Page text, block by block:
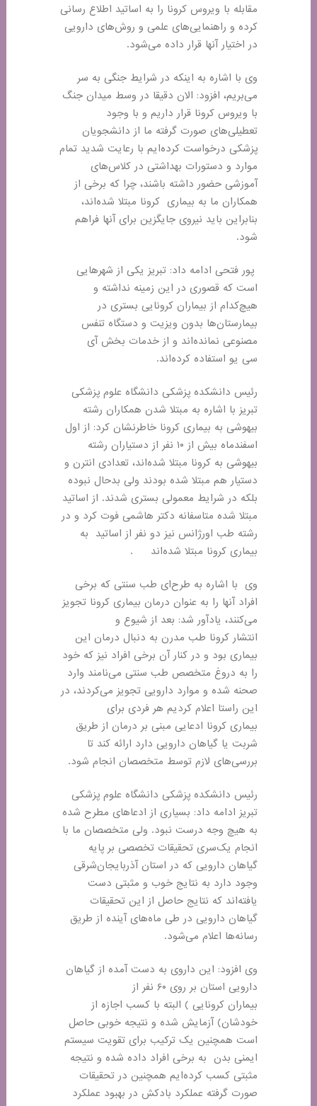
مقابله با ویروس کرونا را به اساتید اطلاع‌ رسانی
کرده و راهنمایی‌های علمی و روش‌های دارویی
در اختیار آنها قرار داده می‌شود.
وی با اشاره به اینکه در شرایط جنگی به سر
می‌بریم، افزود: الان دقیقا در وسط میدان جنگ
با ویروس کرونا قرار داریم و با وجود
تعطیلی‌های صورت گرفته ما از دانشجویان
پزشکی درخواست کرده‌ایم با رعایت شدید تمام
موارد و دستورات بهداشتی در کلاس‌های
آموزشی حضور داشته باشند، چرا که برخی از
همکاران ما به بیماری کرونا مبتلا شده‌اند،
بنابراین باید نیروی جایگزین برای آنها فراهم
شود.
پور فتحی ادامه داد: تبریز یکی از شهرهایی
است که قصوری در این زمینه نداشته و
هیچ‌کدام از بیماران کرونایی بستری در
بیمارستان‌ها بدون ویزیت و دستگاه تنفس
مصنوعی نمانده‌اند و از خدمات بخش آی
سی یو استفاده کرده‌اند.
رئیس دانشکده پزشکی دانشگاه علوم پزشکی
تبریز با اشاره به مبتلا شدن همکاران رشته
بیهوشی به بیماری کرونا خاطرنشان کرد: از اول
اسفندماه بیش از ۱۰ نفر از دستیاران رشته
بیهوشی به کرونا مبتلا شده‌اند، تعدادی انترن و
دستیار هم مبتلا شده بودند ولی بدحال نبوده
بلکه در شرایط معمولی بستری شدند. از اساتید
مبتلا شده متاسفانه دکتر هاشمی فوت کرد و در
رشته طب اورژانس نیز دو نفر از اساتید به
بیماری کرونا مبتلا شده‌اند .
وی با اشاره به طرح‌ای طب سنتی که برخی
افراد آنها را به عنوان درمان بیماری کرونا تجویز
می‌کنند، یادآور شد: بعد از شیوع و
انتشار کرونا طب مدرن به دنبال درمان این
بیماری بود و در کنار آن برخی افراد نیز که خود
را به دروغ متخصص طب سنتی می‌نامند وارد
صحنه شده و موارد دارویی تجویز می‌کردند، در
این راستا اعلام کردیم هر فردی برای
بیماری کرونا ادعایی مبنی بر درمان از طریق
شربت یا گیاهان دارویی دارد ارائه کند تا
بررسی‌های لازم توسط متخصصان انجام شود.
رئیس دانشکده پزشکی دانشگاه علوم پزشکی
تبریز ادامه داد: بسیاری از ادعاهای مطرح شده
به هیچ وجه درست نبود. ولی متخصصان ما با
انجام یک‌سری تحقیقات تخصصی بر پایه
گیاهان دارویی که در استان آذربایجان‌شرقی
وجود دارد به نتایج خوب و مثبتی دست
یافته‌اند که نتایج حاصل از این تحقیقات
گیاهان دارویی در طی ماه‌های آینده از طریق
رسانه‌ها اعلام می‌شود.
وی افزود: این داروی به دست آمده از گیاهان
دارویی استان بر روی ۶۰ نفر از
بیماران کرونایی ( البته با کسب اجازه از
خودشان) آزمایش شده و نتیجه خوبی حاصل
است همچنین یک ترکیب برای تقویت سیستم
ایمنی بدن به برخی افراد داده شده و نتیجه
مثبتی کسب کرده‌ایم همچنین در تحقیقات
صورت گرفته عملکرد بادکش در بهبود عملکرد